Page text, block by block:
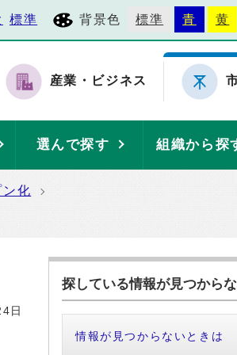
標準 背景色 標準 青 黄
産業・ビジネス
選んで探す 組織から探
化
日
探している情報が見つから
情報が見つからないときは